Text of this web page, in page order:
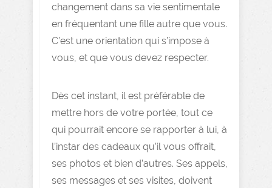
changement dans sa vie sentimentale
en fréquentant une fille autre que vous.
C’est une orientation qui s’impose à
vous, et que vous devez respecter.
Dès cet instant, il est préférable de
mettre hors de votre portée, tout ce
qui pourrait encore se rapporter à lui, à
l’instar des cadeaux qu’il vous offrait,
ses photos et bien d’autres. Ses appels,
ses messages et ses visites, doivent